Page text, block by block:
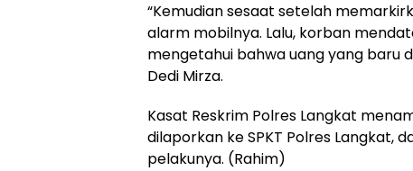
“Kemudian sesaat setelah
alarm mobilnya. Lalu, korban
mengetahui bahwa uang yang baru
Dedi Mirza.
Kasat Reskrim Polres Langkat
dilaporkan ke SPKT Polres Langkat,
pelakunya. (Rahim)